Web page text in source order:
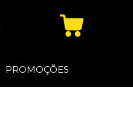
PROMOÇÕES